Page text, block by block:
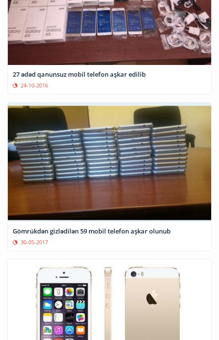
27 ədəd qanunsuz mobil telefon aşkar edilib
24-10-2016
Gömrükdən gizlədilən 59 mobil telefon aşkar olunub
30-05-2017